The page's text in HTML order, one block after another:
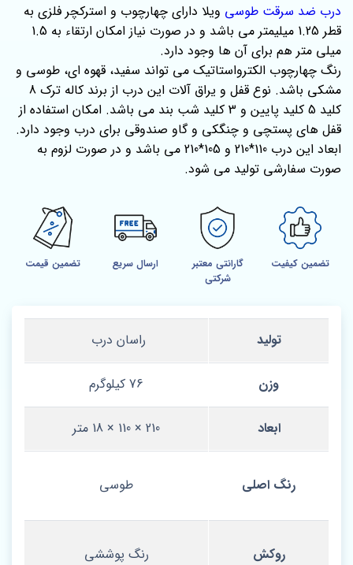
درب ضد سرقت طوسی ویلا دارای چهارچوب و استرکچر فلزی به
قطر 1.25 میلیمتر می باشد و در صورت نیاز امکان ارتقاء به 1.5
میلی متر هم برای آن ها وجود دارد.
رنگ چهارچوب الکترواستاتیک می تواند سفید، قهوه ای، طوسی و
مشکی باشد. نوع قفل و یراق آلات این درب از برند کاله ترک 8
کلید 5 کلید پایین و 3 کلید شب بند می باشد. امکان استفاده از
قفل های پستچی و چنگکی و گاو صندوقی برای درب وجود دارد.
ابعاد این درب 110*210 و 105*210 می باشد و در صورت لزوم به
صورت سفارشی تولید می شود.
تضمین کیفیت
گارانتی معتبر
شرکتی
ارسال سریع تضمین قیمت
تولید راسان درب
وزن 76 کیلوگرم
ابعاد 210 × 110 × 18 متر
رنگ اصلی طوسی
روکش رنگ پوششی